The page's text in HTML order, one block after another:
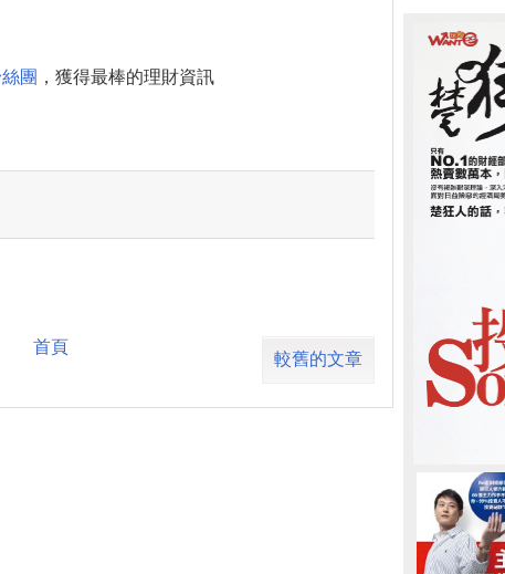
團 ，獲得最棒的理財資訊
較舊的文章
首頁